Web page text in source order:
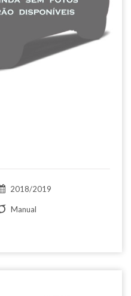
2018/2019
Manual